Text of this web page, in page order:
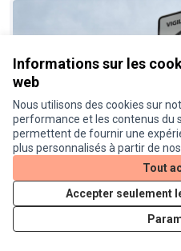
Informations sur les
web
Nous utilisons des cookies sur
performance et les contenus du
permettent de fournir une
plus personnalisés à partir de
Tout
Accepter seulement
Un radar
connaitre le niveau
Proposition officielle 0